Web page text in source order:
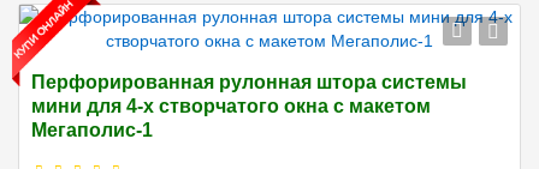
Перфорированная рулонная штора системы
мини для 4-х створчатого окна с макетом
Мегаполис-1